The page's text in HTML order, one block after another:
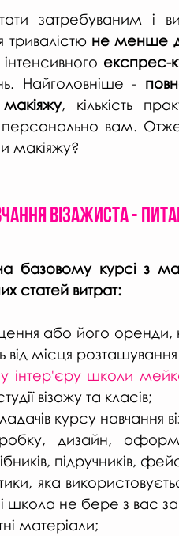
затребуваним і
тривалістю не менше
експрес-
Найголовніше -
, кількість
персонально вам.
макіяжу?
візажиста -
базовому курсі з
статей витрат:
або його
від місця
інтер'єру школи
візажу та класів;
курсу навчання
дизайн,
підручників,
яка
і школа не бере з вас
матеріали;